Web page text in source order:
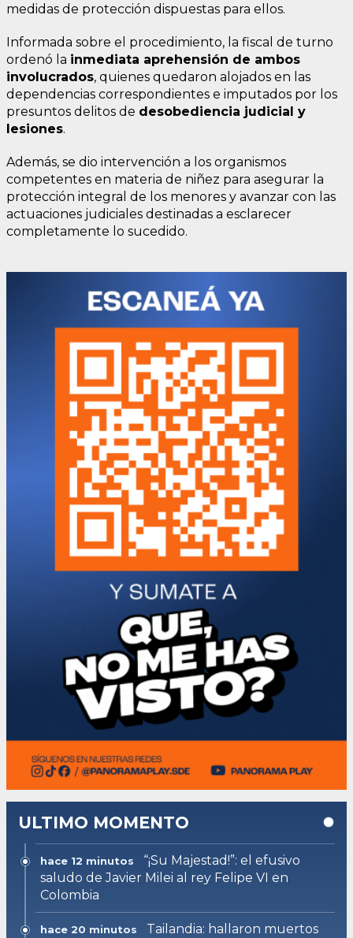
medidas de protección dispuestas para ellos.
Informada sobre el procedimiento, la fiscal de turno
ordenó la inmediata aprehensión de ambos
involucrados, quienes quedaron alojados en las
dependencias correspondientes e imputados por los
presuntos delitos de desobediencia judicial y
lesiones.
Además, se dio intervención a los organismos
competentes en materia de niñez para asegurar la
protección integral de los menores y avanzar con las
actuaciones judiciales destinadas a esclarecer
completamente lo sucedido.
ULTIMO MOMENTO
hace 12 minutos
“¡Su Majestad!”: el efusivo
saludo de Javier Milei al rey Felipe VI en
Colombia
hace 20 minutos Tailandia: hallaron muertos